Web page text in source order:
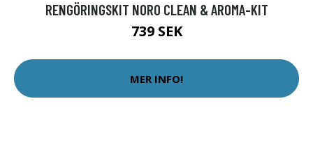
RENGÖRINGSKIT NORO CLEAN & AROMA-KIT
739 SEK
MER INFO!